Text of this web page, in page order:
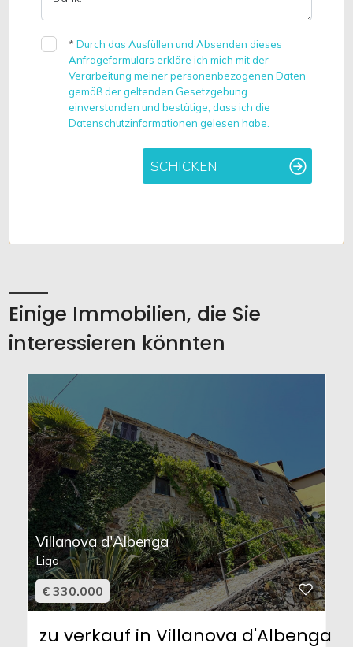
*Durch das Ausfüllen und Absenden dieses
Anfrageformulars erkläre ich mich mit der
Verarbeitung meiner personenbezogenen Daten
gemäß der geltenden Gesetzgebung
einverstanden und bestätige, dass ich die
Datenschutzinformationen gelesen habe.
SCHICKEN
Einige Immobilien, die Sie
interessieren könnten
Villanova d'Albenga
Ligo
€ 330.000
zu verkauf in Villanova d'Albenga